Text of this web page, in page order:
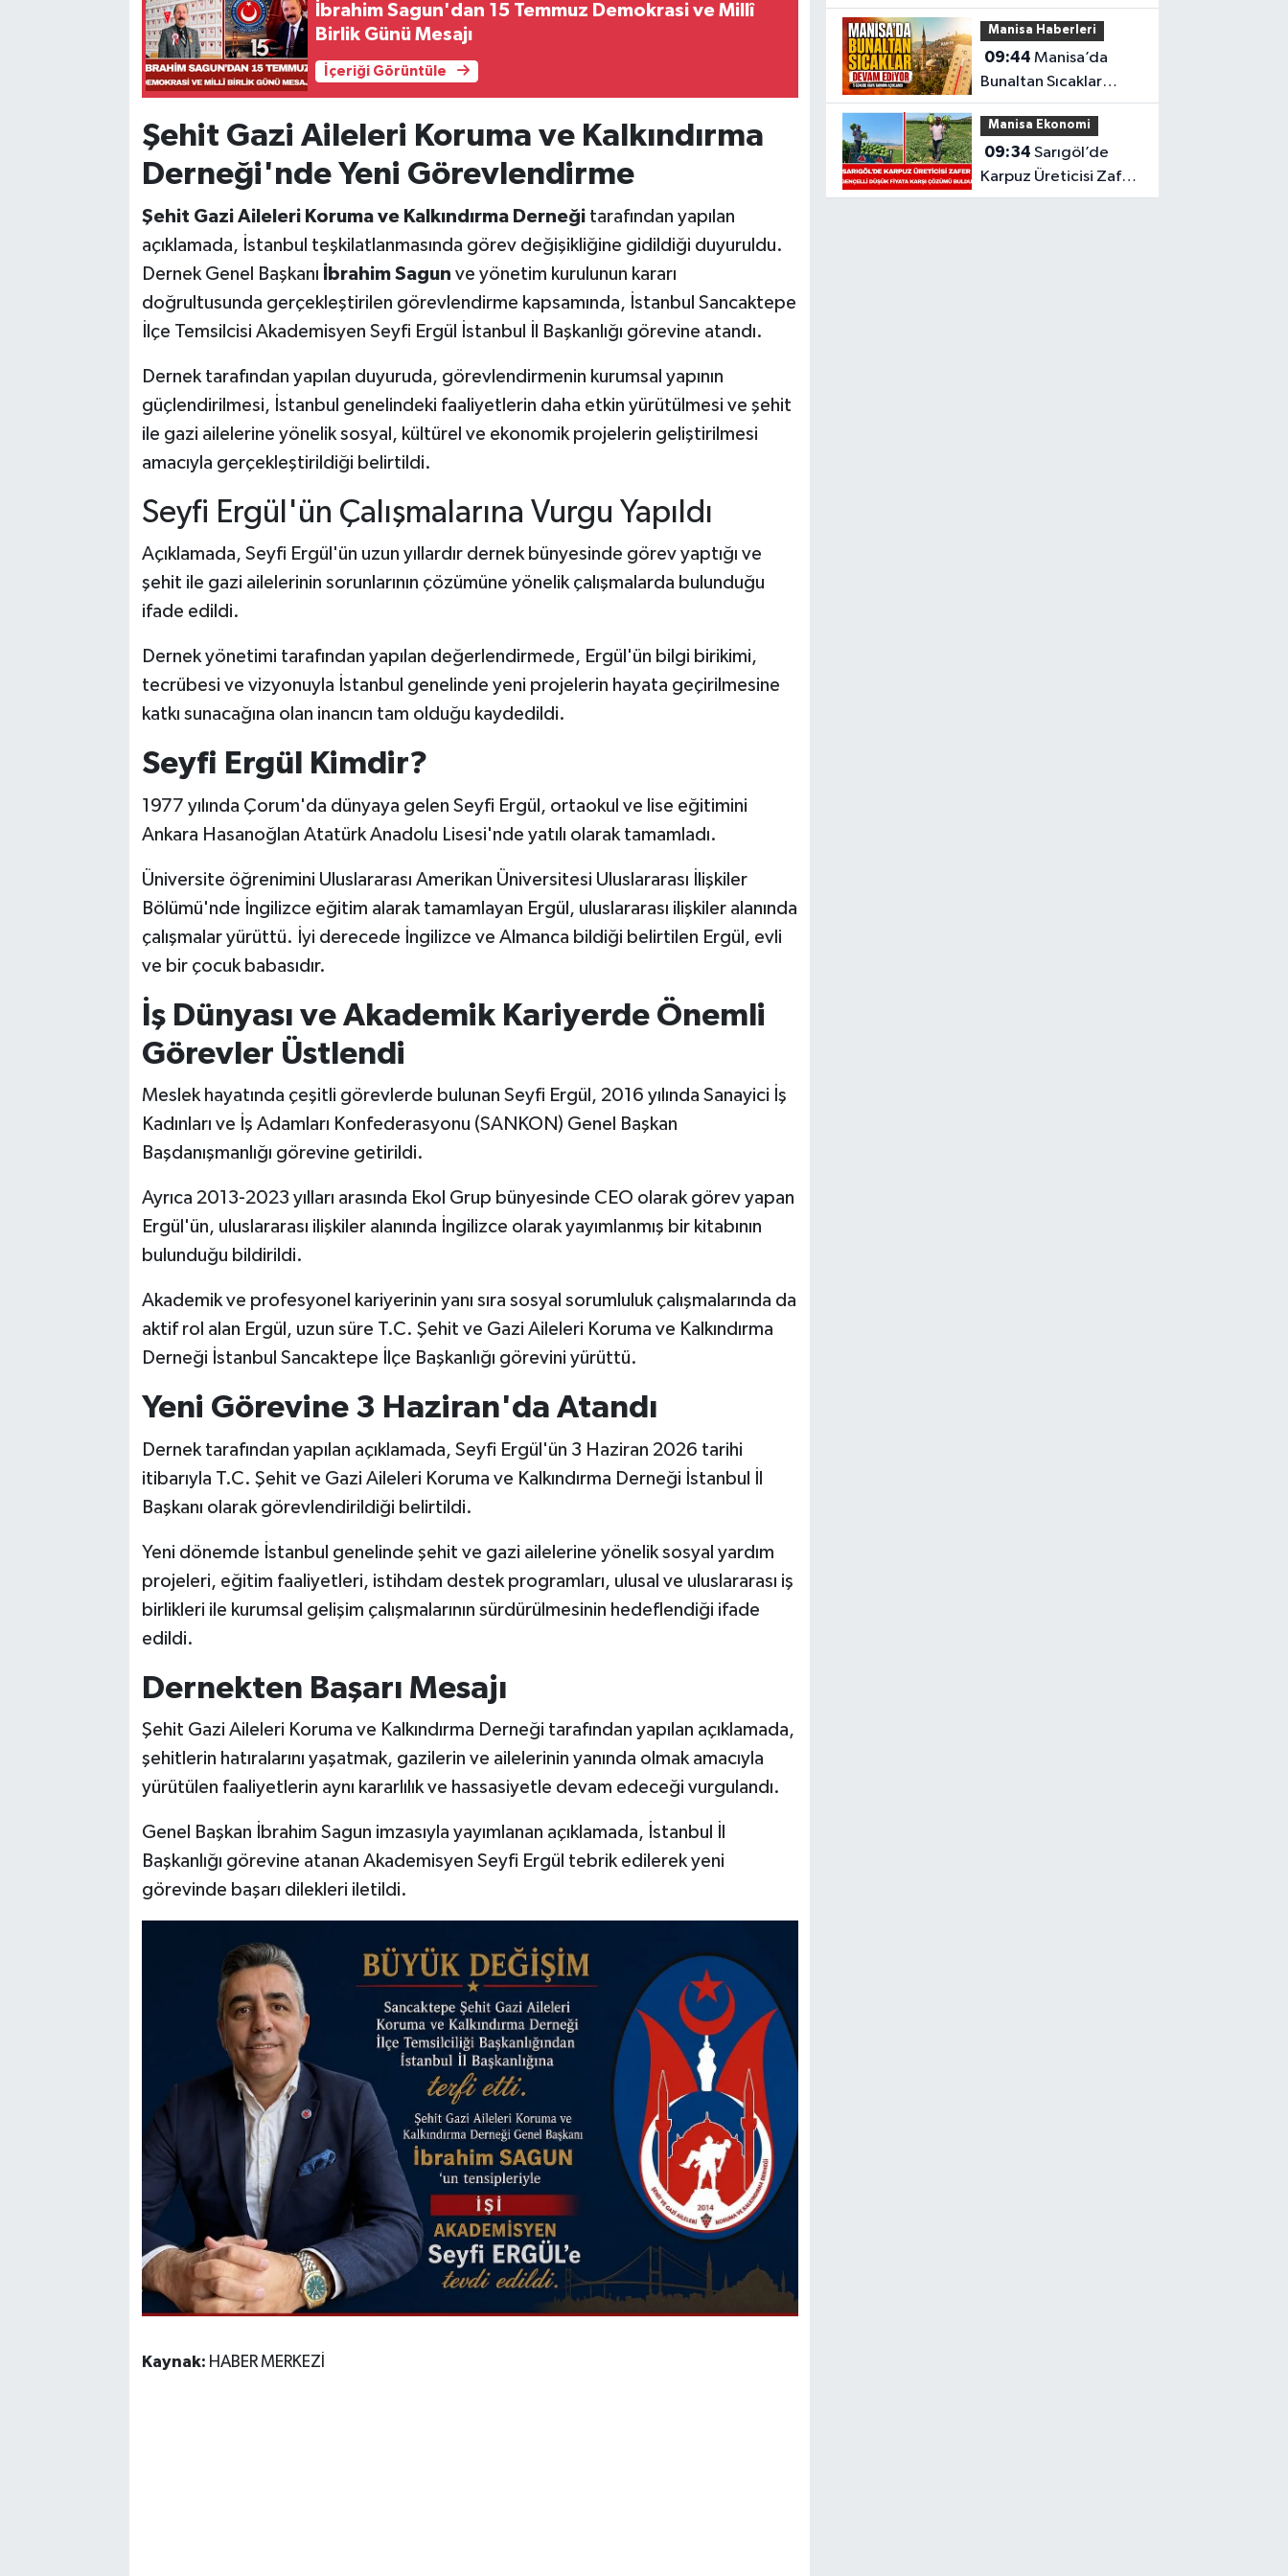
İbrahim Sagun'dan 15 Temmuz Demokrasi ve Millî
Birlik Günü Mesajı
İçeriği Görüntüle
Şehit Gazi Aileleri Koruma ve Kalkındırma
Derneği'nde Yeni Görevlendirme
Şehit Gazi Aileleri Koruma ve Kalkındırma Derneği tarafından yapılan
açıklamada, İstanbul teşkilatlanmasında görev değişikliğine gidildiği duyuruldu.
Dernek Genel Başkanı
İbrahim Sagun ve yönetim kurulunun kararı
doğrultusunda gerçekleştirilen görevlendirme kapsamında, İstanbul Sancaktepe
İlçe Temsilcisi Akademisyen Seyfi Ergül İstanbul İl Başkanlığı görevine atandı.
Dernek tarafından yapılan duyuruda, görevlendirmenin kurumsal yapının
güçlendirilmesi, İstanbul genelindeki faaliyetlerin daha etkin yürütülmesi ve şehit
ile gazi ailelerine yönelik sosyal, kültürel ve ekonomik projelerin geliştirilmesi
amacıyla gerçekleştirildiği belirtildi.
Seyfi Ergül'ün Çalışmalarına Vurgu Yapıldı
Açıklamada, Seyfi Ergül'ün uzun yıllardır dernek bünyesinde görev yaptığı ve
şehit ile gazi ailelerinin sorunlarının çözümüne yönelik çalışmalarda bulunduğu
ifade edildi.
Dernek yönetimi tarafından yapılan değerlendirmede, Ergül'ün bilgi birikimi,
tecrübesi ve vizyonuyla İstanbul genelinde yeni projelerin hayata geçirilmesine
katkı sunacağına olan inancın tam olduğu kaydedildi.
Seyfi Ergül Kimdir?
1977 yılında Çorum'da dünyaya gelen Seyfi Ergül, ortaokul ve lise eğitimini
Ankara Hasanoğlan Atatürk Anadolu Lisesi'nde yatılı olarak tamamladı.
Üniversite öğrenimini Uluslararası Amerikan Üniversitesi Uluslararası İlişkiler
Bölümü'nde İngilizce eğitim alarak tamamlayan Ergül, uluslararası ilişkiler alanında
çalışmalar yürüttü. İyi derecede İngilizce ve Almanca bildiği belirtilen Ergül, evli
ve bir çocuk babasıdır.
İş Dünyası ve Akademik Kariyerde Önemli
Görevler Üstlendi
Meslek hayatında çeşitli görevlerde bulunan Seyfi Ergül, 2016 yılında Sanayici İş
Kadınları ve İş Adamları Konfederasyonu (SANKON) Genel Başkan
Başdanışmanlığı görevine getirildi.
Ayrıca 2013-2023 yılları arasında Ekol Grup bünyesinde CEO olarak görev yapan
Ergül'ün, uluslararası ilişkiler alanında İngilizce olarak yayımlanmış bir kitabının
bulunduğu bildirildi.
Akademik ve profesyonel kariyerinin yanı sıra sosyal sorumluluk çalışmalarında da
aktif rol alan Ergül, uzun süre T.C. Şehit ve Gazi Aileleri Koruma ve Kalkındırma
Derneği İstanbul Sancaktepe İlçe Başkanlığı görevini yürüttü.
Yeni Görevine 3 Haziran'da Atandı
Dernek tarafından yapılan açıklamada, Seyfi Ergül'ün 3 Haziran 2026 tarihi
itibarıyla T.C. Şehit ve Gazi Aileleri Koruma ve Kalkındırma Derneği İstanbul İl
Başkanı olarak görevlendirildiği belirtildi.
Yeni dönemde İstanbul genelinde şehit ve gazi ailelerine yönelik sosyal yardım
projeleri, eğitim faaliyetleri, istihdam destek programları, ulusal ve uluslararası iş
birlikleri ile kurumsal gelişim çalışmalarının sürdürülmesinin hedeflendiği ifade
edildi.
Dernekten Başarı Mesajı
Şehit Gazi Aileleri Koruma ve Kalkındırma Derneği tarafından yapılan açıklamada,
şehitlerin hatıralarını yaşatmak, gazilerin ve ailelerinin yanında olmak amacıyla
yürütülen faaliyetlerin aynı kararlılık ve hassasiyetle devam edeceği vurgulandı.
Genel Başkan İbrahim Sagun imzasıyla yayımlanan açıklamada, İstanbul İl
Başkanlığı görevine atanan Akademisyen Seyfi Ergül tebrik edilerek yeni
görevinde başarı dilekleri iletildi.
Kaynak: HABER MERKEZİ
5 İşletmeye Cezai
İşlem Uygulandı
Manisa Haberleri
09:44 Manisa’da
Bunaltan Sıcaklar
Devam Ediyor: 5
Günlük Hava Tahmini
Açıklandı
Manisa Ekonomi
09:34 Sarıgöl’de
Karpuz Üreticisi Zafer
Gençelli Düşük Fiyata